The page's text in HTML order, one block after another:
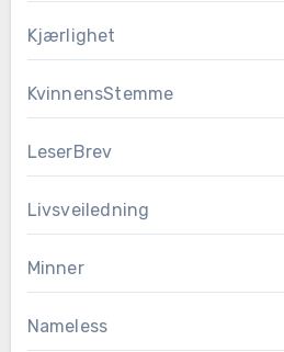
Kjærlighet
KvinnensStemme
LeserBrev
Livsveiledning
Minner
Nameless